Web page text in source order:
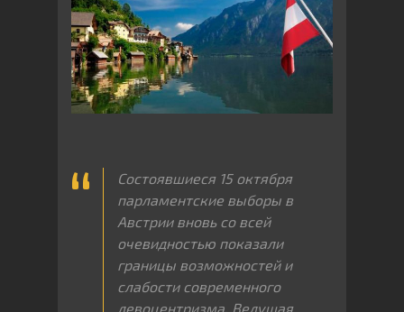
Состоявшиеся 15 октября
парламентские выборы в
Австрии вновь со всей
очевидностью показали
границы возможностей и
слабости современного
левоцентризма. Ведущая